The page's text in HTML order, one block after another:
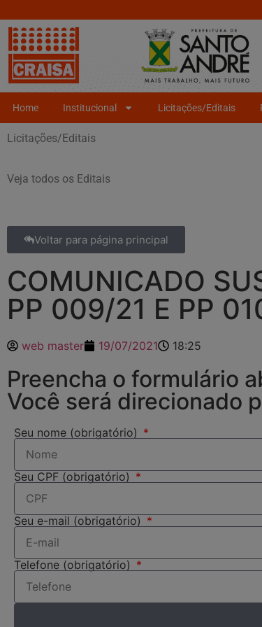
Home Institucional Licitações/Editais
Licitações/Editais
Veja todos os Editais
Voltar para página principal
COMUNICADO
PP 009/21 E PP
web master 19/07/2021 18:25
Preencha o formulário
Você será direcionado
Seu nome (obrigatório)
Seu CPF (obrigatório)
Seu e-mail (obrigatório)
Telefone (obrigatório)